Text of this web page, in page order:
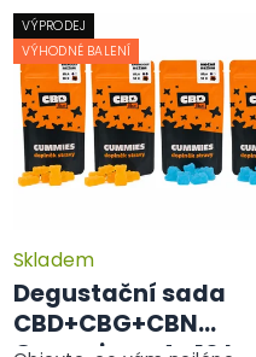
VÝPRODEJ
VÝHODNÉ BALENÍ
Degustační sada
CBD+CBG+CBN
Skladem